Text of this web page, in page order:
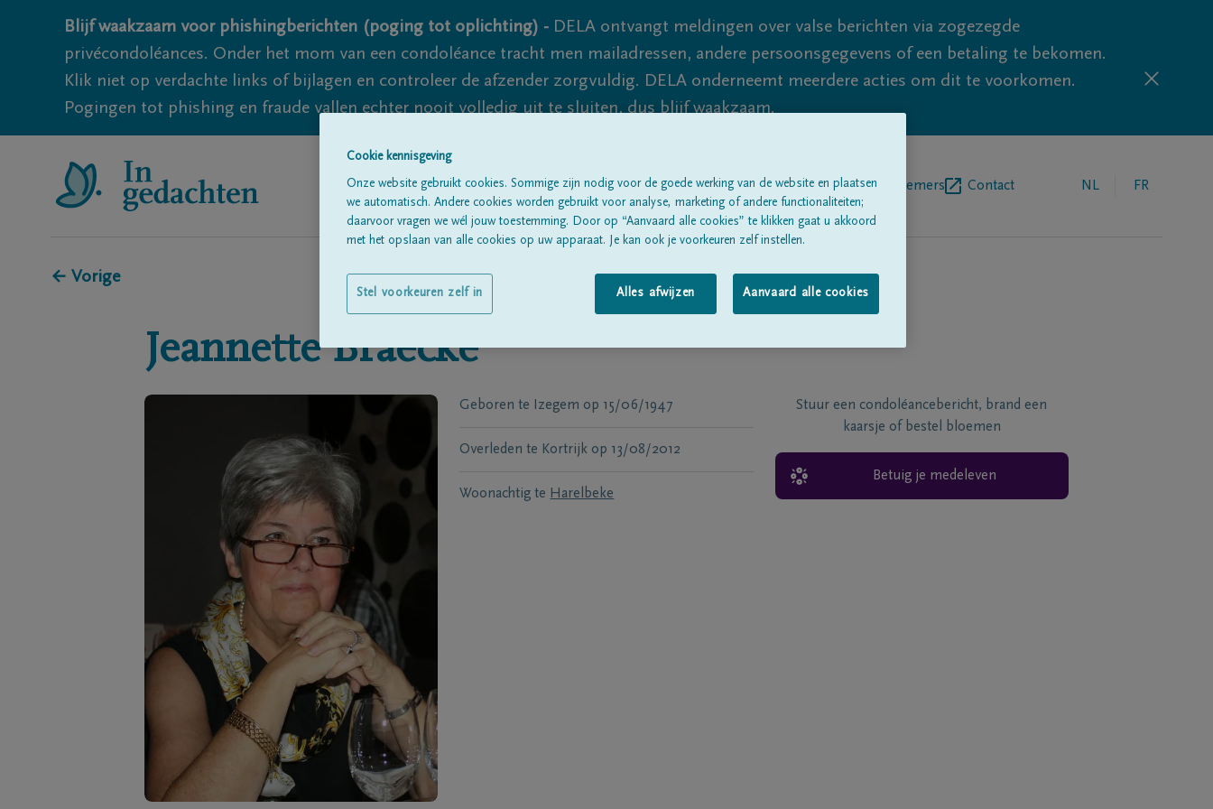
Blijf waakzaam voor phishingberichten (poging tot oplichting) - DELA ontvangt meldingen over valse berichten via zogezegde
privécondoléances. Onder het mom van een condoléance tracht men mailadressen, andere persoonsgegevens of een betaling te bekomen.
Klik niet op verdachte links of bijlagen en controleer de afzender zorgvuldig. DELA onderneemt meerdere acties om dit te voorkomen.
Pogingen tot phishing en fraude vallen echter nooit volledig uit te sluiten, dus blijf waakzaam.
Alle rouwberichtenOver onsBegrafenisondernemers Contact NL FR
← Vorige
Jeannette Braecke
Geboren te Izegem op 15/06/1947
Overleden te Kortrijk op 13/08/2012
Woonachtig te Harelbeke
Stuur een condoléancebericht, brand een
kaarsje of bestel bloemen
Betuig je medeleven
Cookie kennisgeving
Onze website gebruikt cookies. Sommige zijn nodig voor de goede werking van de website en plaatsen
we automatisch. Andere cookies worden gebruikt voor analyse, marketing of andere functionaliteiten;
daarvoor vragen we wél jouw toestemming. Door op “Aanvaard alle cookies” te klikken gaat u akkoord
met het opslaan van alle cookies op uw apparaat. Je kan ook je voorkeuren zelf instellen.
Alles afwijzen Aanvaard alle cookies
Stel voorkeuren zelf in